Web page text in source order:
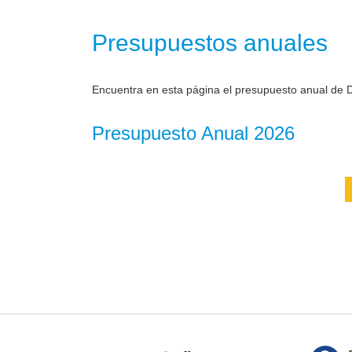
Presupuestos anuales
Encuentra en esta página el presupuesto anual de
Presupuesto Anual 2026